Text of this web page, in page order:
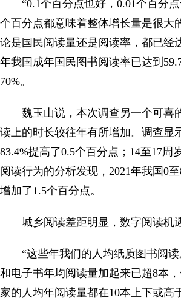
“0.1个百分点也好，0.01个百分
个百分点都意味着整体增长量是很大
论是国民阅读量还是阅读率，都已经
年我国成年国民图书阅读率已达到
70%。
魏玉山说，本次调查另一个可喜
读上的时长较往年有所增加。调查显
83.4%提高了0.5个百分点；14至17
阅读行为的分析发现，2021年我国0
增加了1.5个百分点。
城乡阅读差距明显，数字阅读机
“这些年我们的人均纸质图书阅
和电子书年均阅读量加起来已超8本
家的人均年阅读量都在10本上下或高